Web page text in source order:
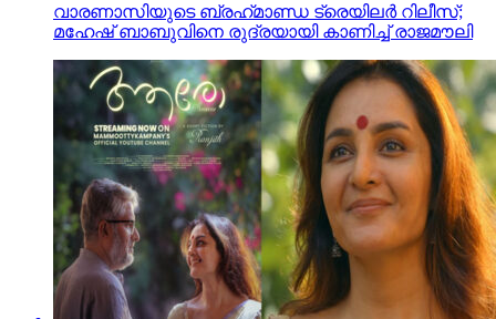
വാരണാസിയുടെ ബ്രഹ്‌മാണ്ഡ ട്രെയിലര്‍ റിലീസ്;
മഹേഷ് ബാബുവിനെ രുദ്രയായി കാണിച്ച് രാജമൗലി